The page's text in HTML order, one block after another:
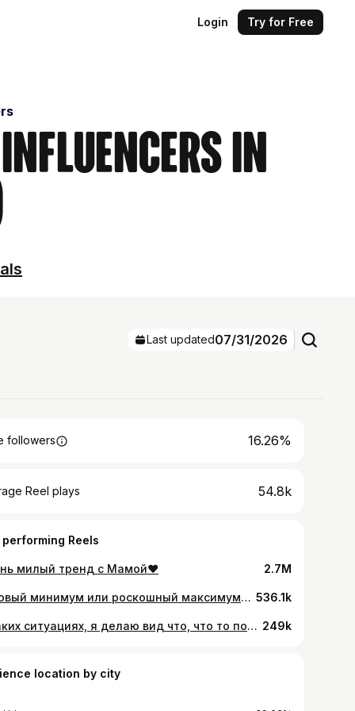
Login Try for Free
in
Last updated07/31/2026
followers 16.26%
Reel plays 54.8k
performing Reels
милый тренд с Мамой❤️ 2.7M
Базовый минимум или роскошный максимум? Пишите в комментариях 🤍 536.1k
В таких ситуациях, я делаю вид что, что то понял😅 249k
location by city